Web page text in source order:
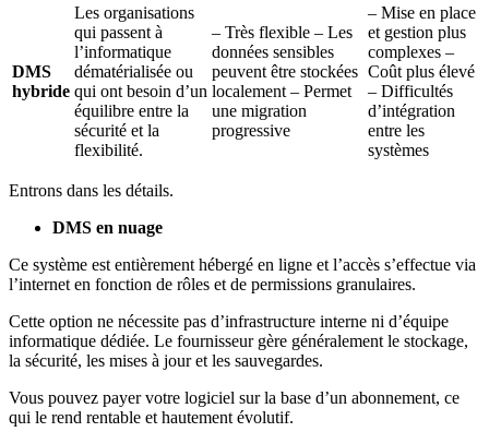
DMS
hybride
Les organisations
qui passent à
l’informatique
dématérialisée ou
qui ont besoin d’un
équilibre entre la
sécurité et la
flexibilité.
– Très flexible – Les
données sensibles
peuvent être stockées
localement – Permet
une migration
progressive
– Mise en place
et gestion plus
complexes –
Coût plus élevé
– Difficultés
d’intégration
entre les
systèmes
Entrons dans les détails.
DMS en nuage
Ce système est entièrement hébergé en ligne et l’accès s’effectue via
l’internet en fonction de rôles et de permissions granulaires.
Cette option ne nécessite pas d’infrastructure interne ni d’équipe
informatique dédiée. Le fournisseur gère généralement le stockage,
la sécurité, les mises à jour et les sauvegardes.
Vous pouvez payer votre logiciel sur la base d’un abonnement, ce
qui le rend rentable et hautement évolutif.